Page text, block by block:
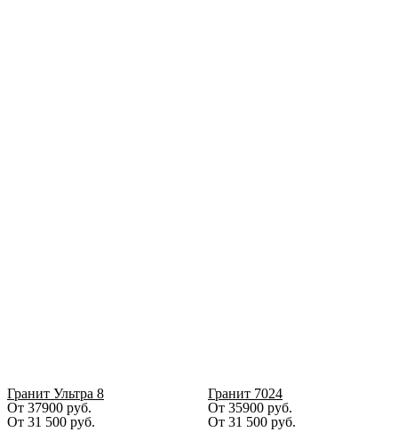
Гранит Ультра 8
От 37900 руб.
От 31 500 руб.
Гранит 7024
От 35900 руб.
От 31 500 руб.